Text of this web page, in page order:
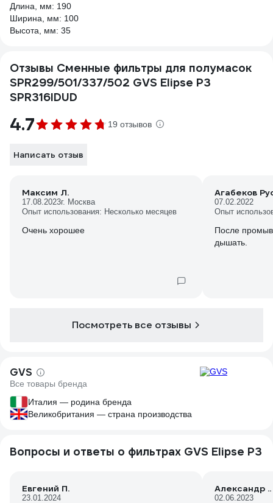
Длина, мм: 190
Ширина, мм: 100
Высота, мм: 35
Отзывы Сменные фильтры для полумасок
SPR299/501/337/502 GVS Elipse P3
SPR316IDUD
4.7 19 отзывов
Написать отзыв
Максим Л.
17.08.2023г. Москва
Опыт использования: Несколько месяцев
Очень хорошее
Агабеков
07.02.2022
Опыт
После промывки
дышать.
Посмотреть все отзывы
GVS
Все товары бренда
Италия — родина бренда
Великобритания — страна производства
Вопросы и ответы о фильтрах GVS Elipse P3
Евгений П.
23.01.2024
Александр ..
02.06.2023